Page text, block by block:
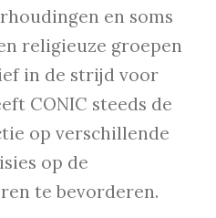
en soms
religieuze groepen
in de strijd voor
CONIC steeds de
op verschillende
op de
te bevorderen.